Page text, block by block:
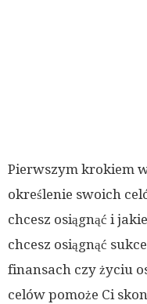
Pierwszym krokiem
określenie swoich
chcesz osiągnąć i
chcesz osiągnąć
finansach czy życiu
celów pomoże Ci